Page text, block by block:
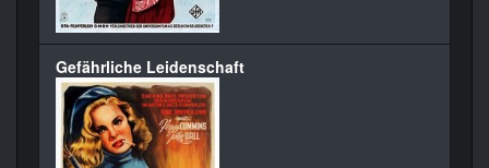
Gefährliche Leidenschaft